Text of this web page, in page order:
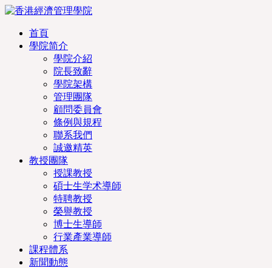
首頁
學院简介
學院介紹
院長致辭
學院架構
管理團隊
顧問委員會
條例與規程
聯系我們
誠邀精英
教授團隊
授課教授
碩士生学术導師
特聘教授
榮譽教授
博士生導師
行業產業導師
課程體系
新聞動態